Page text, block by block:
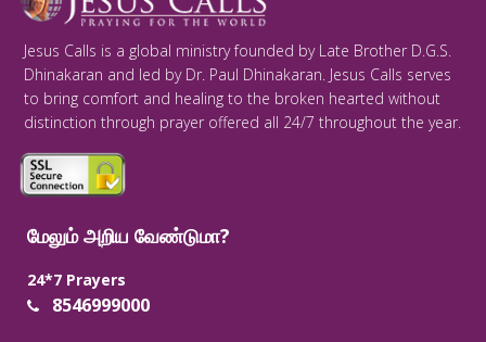
Jesus Calls is a global ministry founded by Late Brother D.G.S.
Dhinakaran and led by Dr. Paul Dhinakaran. Jesus Calls serves
to bring comfort and healing to the broken hearted without
distinction through prayer offered all 24/7 throughout the year.
மேலும் அறிய வேண்டுமா?
24*7 Prayers
8546999000